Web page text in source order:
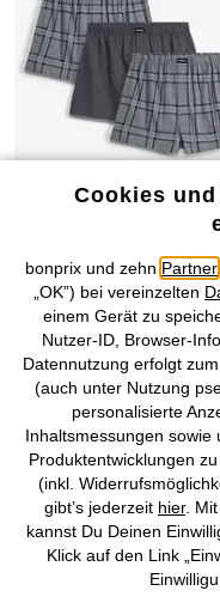
NEU
Boxershorts weit (3er
CHF 24,95
Cookies
bonprix und zehn Partner
„OK”) bei vereinzelten
einem Gerät zu
Nutzer-ID, Browser-
Datennutzung erfolgt
(auch unter Nutzung
personalisierte
Inhaltsmessungen sowie
Produktentwicklungen
(inkl.
gibt’s jederzeit hier.
kannst Du Deinen
Klick auf den Link